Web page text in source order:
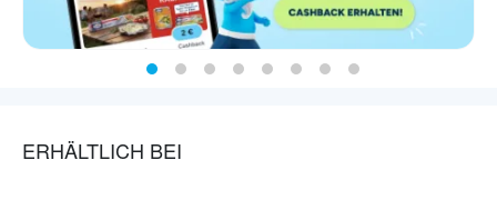
ERHÄLTLICH BEI